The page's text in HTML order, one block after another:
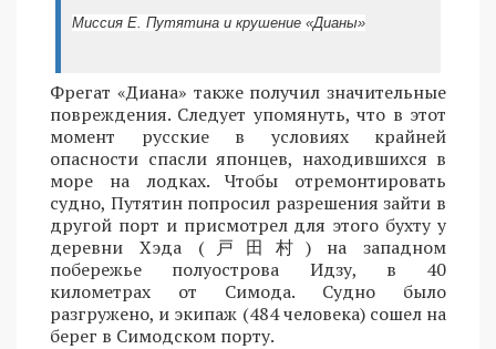
Миссия Е. Путятина и крушение «Дианы»
Фрегат «Диана» также получил значительные
повреждения. Следует упомянуть, что в этот
момент русские в условиях крайней
опасности спасли японцев, находившихся в
море на лодках. Чтобы отремонтировать
судно, Путятин попросил разрешения зайти в
другой порт и присмотрел для этого бухту у
деревни Хэда (戸田村) на западном
побережье полуострова Идзу, в 40
километрах от Симода. Судно было
разгружено, и экипаж (484 человека) сошел на
берег в Симодском порту.